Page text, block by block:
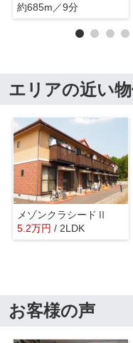
約685m／9分
エリアの近い
メゾンクラシードⅡ
5.2万円 / 2LDK
お客様の声